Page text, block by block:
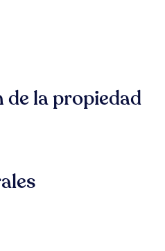
la propiedad